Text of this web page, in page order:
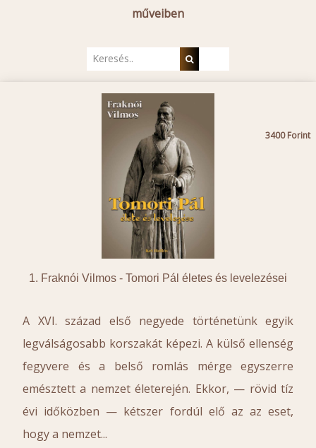
műveiben
1. Fraknói Vilmos - Tomori Pál életes és levelezései
3400
A XVI. század első negyede történetünk egyik
legválságosabb korszakát képezi. A külső ellenség
fegyvere és a belső romlás mérge egyszerre
emésztett a nemzet életerején. Ekkor, — rövid tíz
évi időközben — kétszer fordúl elő az az eset,
hogy a nemzet...